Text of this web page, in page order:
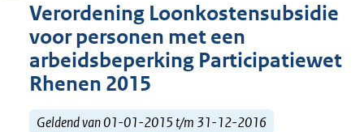
Verordening Loonkostensubsidie
voor personen met een
arbeidsbeperking Participatiewet
Rhenen 2015
Geldend van 01-01-2015 t/m 31-12-2016